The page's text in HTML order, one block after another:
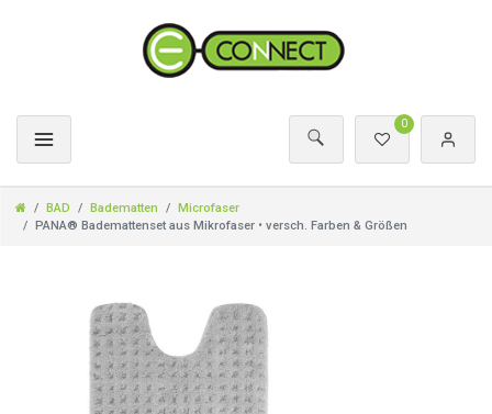
0
BAD Badematten
Microfaser
PANA® Bademattenset aus Mikrofaser • versch. Farben & Größen